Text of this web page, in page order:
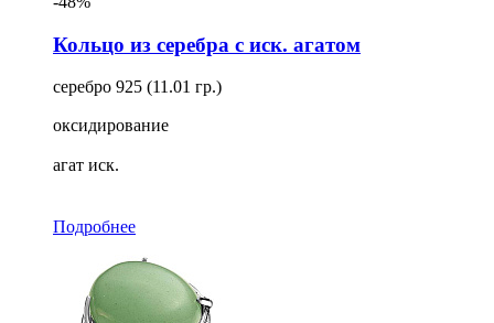
Кольцо из серебра с иск. агатом
серебро 925 (11.01 гр.)
оксидирование
агат иск.
Подробнее